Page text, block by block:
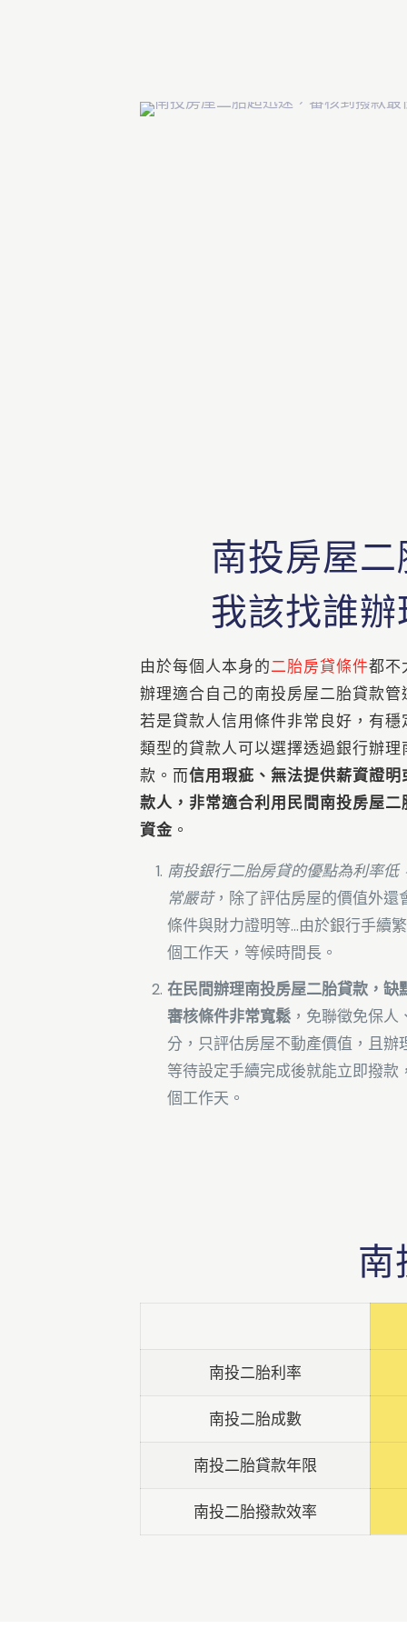
南投房屋
我該找誰
由於每個人本身的二胎房貸條件都不
辦理適合自己的南投房屋二胎貸款
若是貸款人信用條件非常良好，有
類型的貸款人可以選擇透過銀行辦
款。而信用瑕疵、無法提供薪資證
款人，非常適合利用民間南投房屋
資金 。
南投銀行二胎房貸的優點為利率低
常嚴苛，除了評估房屋的價值外還
條件與財力證明等...由於銀行手續
個工作天，等候時間長。
在民間辦理南投房屋二胎貸款，缺
審核條件非常寬鬆 ，免聯徵免保
分，只評估房屋不動產價值，且辦
等待設定手續完成後就能立即撥款
個工作天。
南
南投二胎利率
南投二胎成數
南投二胎貸款年限
南投二胎撥款效率